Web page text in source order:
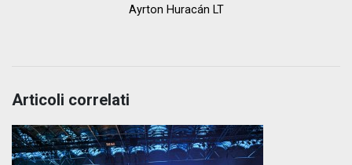
Ayrton Huracán LT
Articoli correlati